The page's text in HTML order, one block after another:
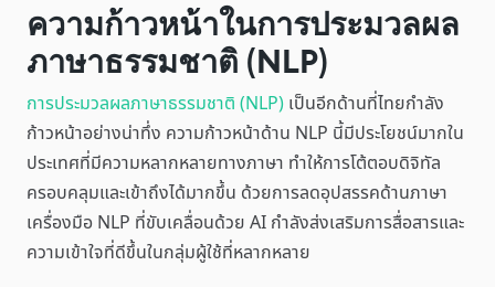
ความก้าวหน้าในการประมวลผล
ภาษาธรรมชาติ (NLP)
การประมวลผลภาษาธรรมชาติ (NLP) เป็นอีกด้านที่ไทยกำลัง
ก้าวหน้าอย่างน่าทึ่ง ความก้าวหน้าด้าน NLP นี้มีประโยชน์มากใน
ประเทศที่มีความหลากหลายทางภาษา ทำให้การโต้ตอบดิจิทัล
ครอบคลุมและเข้าถึงได้มากขึ้น ด้วยการลดอุปสรรคด้านภาษา
เครื่องมือ NLP ที่ขับเคลื่อนด้วย AI กำลังส่งเสริมการสื่อสารและ
ความเข้าใจที่ดีขึ้นในกลุ่มผู้ใช้ที่หลากหลาย